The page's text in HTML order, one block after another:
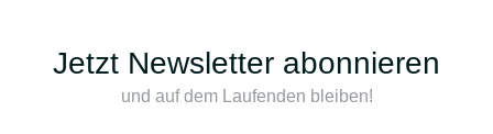
Jetzt Newsletter abonnieren
und auf dem Laufenden bleiben!